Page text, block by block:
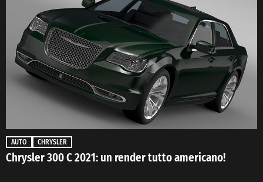
AUTO CHRYSLER
Chrysler 300 C 2021: un render tutto americano!